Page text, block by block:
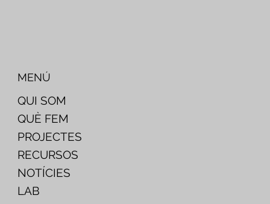
QUI SOM
QUÈ FEM
PROJECTES
RECURSOS
NOTÍCIES
LAB
MENÚ